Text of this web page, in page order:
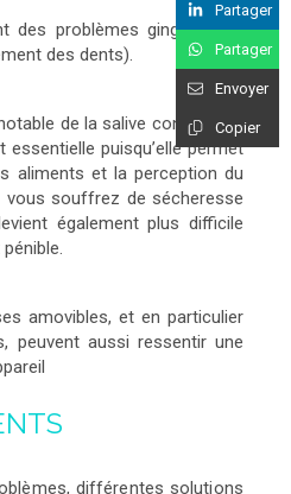
des problèmes gingivaux et
des dents).
de la salive concerne la
puisqu’elle permet
aliments et la perception du
souffrez de sécheresse
également plus difficile
amovibles, et en particulier
peuvent aussi ressentir une
différentes solutions
Partager
Partager
Envoyer
Copier